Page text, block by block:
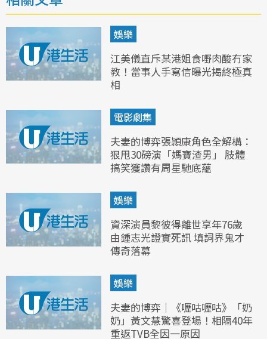
娛樂
江美儀直斥某港姐食嘢肉酸冇家
教！當事人手寫信曝光揭終極真
相
電影劇集
夫妻的博弈張頴康角色全解構：
狠甩30磅演「媽寶渣男」 肢體
搞笑獲讚有周星馳底蘊
娛樂
資深演員黎彼得離世享年76歲
由鍾志光證實死訊 填詞界鬼才
傳奇落幕
娛樂
夫妻的博弈｜《嚦咕嚦咕》「奶
奶」黃文慧驚喜登場！相隔40年
重返TVB全因一原因